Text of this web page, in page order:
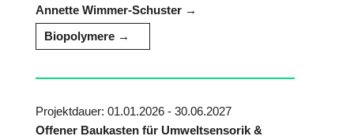
Annette Wimmer-Schuster
Biopolymere
Projektdauer: 01.01.2026 - 30.06.2027
Offener Baukasten für Umweltsensorik &